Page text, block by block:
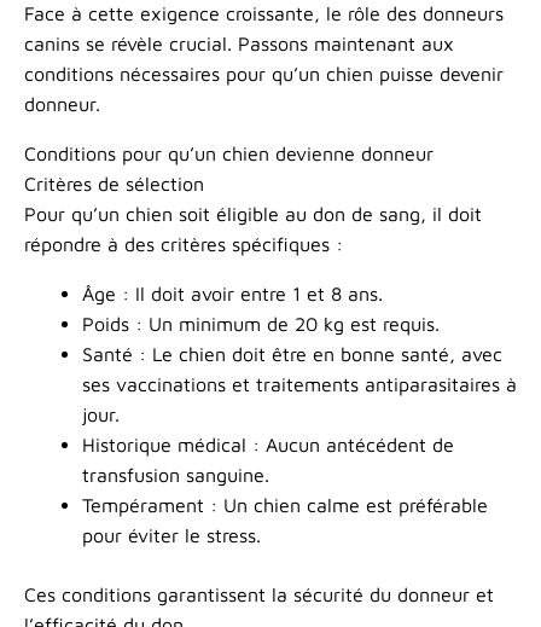
Face à cette exigence croissante, le rôle des donneurs
canins se révèle crucial. Passons maintenant aux
conditions nécessaires pour qu’un chien puisse devenir
donneur.
Conditions pour qu’un chien devienne donneur
Critères de sélection
Pour qu’un chien soit éligible au don de sang, il doit
répondre à des critères spécifiques :
Âge : Il doit avoir entre 1 et 8 ans.
Poids : Un minimum de 20 kg est requis.
Santé : Le chien doit être en bonne santé, avec
ses vaccinations et traitements antiparasitaires à
jour.
Historique médical : Aucun antécédent de
transfusion sanguine.
Tempérament : Un chien calme est préférable
pour éviter le stress.
Ces conditions garantissent la sécurité du donneur et